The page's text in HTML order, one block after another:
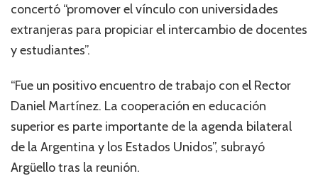
concertó “promover el vínculo con universidades
extranjeras para propiciar el intercambio de docentes
y estudiantes”.
“Fue un positivo encuentro de trabajo con el Rector
Daniel Martínez. La cooperación en educación
superior es parte importante de la agenda bilateral
de la Argentina y los Estados Unidos”, subrayó
Argüello tras la reunión.